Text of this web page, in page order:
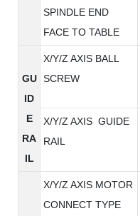
SPINDLE END
FACE TO TABLE
GU
ID
E
RA
IL
X/Y/Z AXIS BALL
SCREW
X/Y/Z AXIS GUIDE
RAIL
X/Y/Z AXIS MOTOR
CONNECT TYPE